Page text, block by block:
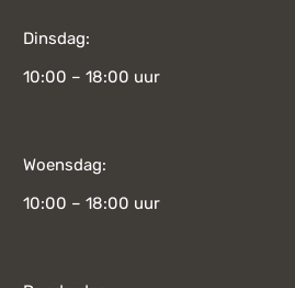
Dinsdag:
10:00 – 18:00 uur
Woensdag:
10:00 – 18:00 uur